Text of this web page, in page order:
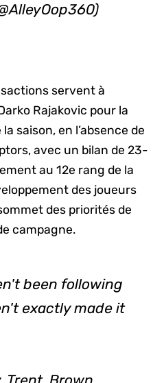
servent à
Rajakovic pour la
saison, en l’absence de
avec un bilan de 23-
au 12e rang de la
des joueurs
des priorités de
campagne.
been following
exactly made it
Trent, Brown,